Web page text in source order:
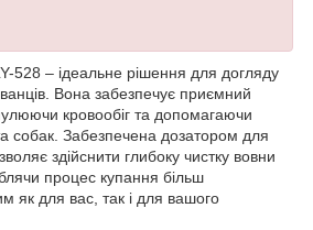
528 – ідеальне рішення для догляду
Вона забезпечує приємний
кровообіг та допомагаючи
собак. Забезпечена дозатором для
здійснити глибоку чистку вовни
процес купання більш
як для вас, так і для вашого